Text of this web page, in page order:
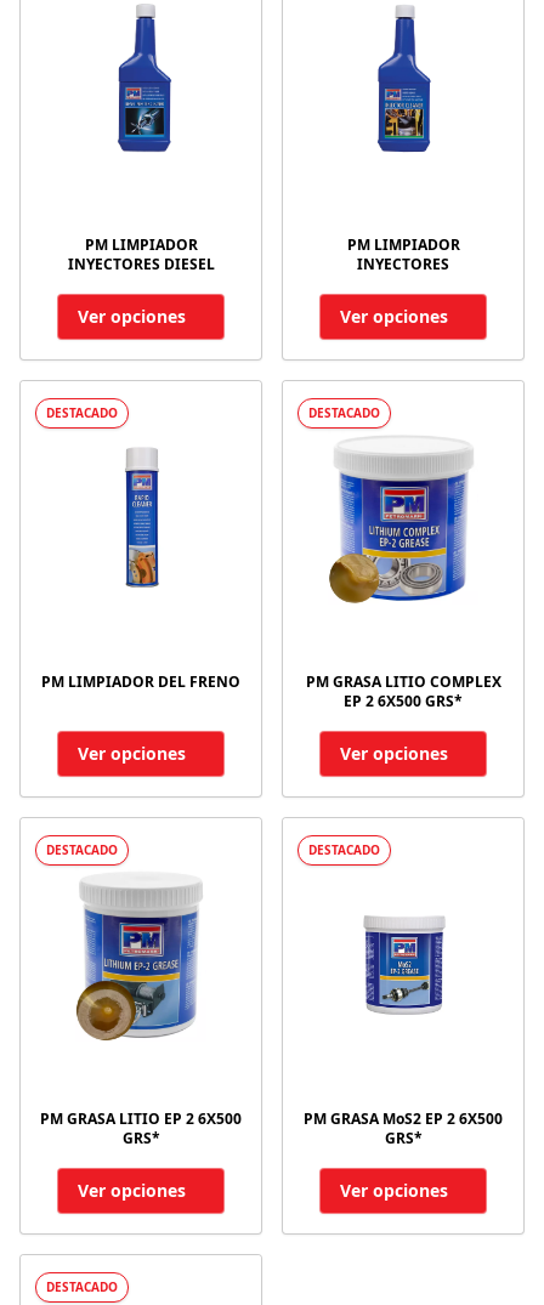
PM LIMPIADOR
INYECTORES DIESEL
Ver opciones
PM LIMPIADOR
INYECTORES
Ver opciones
DESTACADO
PM LIMPIADOR DEL FRENO
Ver opciones
DESTACADO
PM GRASA LITIO COMPLEX
EP 2 6X500 GRS*
Ver opciones
DESTACADO
PM GRASA LITIO EP 2 6X500
GRS*
Ver opciones
DESTACADO
PM GRASA MoS2 EP 2 6X500
GRS*
Ver opciones
DESTACADO